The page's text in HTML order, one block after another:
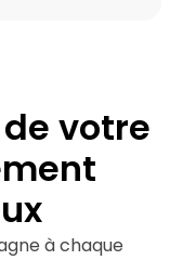
votre
à chaque